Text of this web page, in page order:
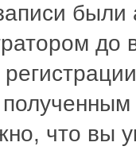
были
до
что вы